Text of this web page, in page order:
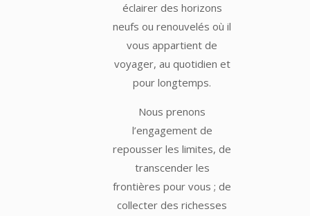
éclairer des horizons
neufs ou renouvelés où il
vous appartient de
voyager, au quotidien et
pour longtemps.
Nous prenons
l’engagement de
repousser les limites, de
transcender les
frontières pour vous ; de
collecter des richesses